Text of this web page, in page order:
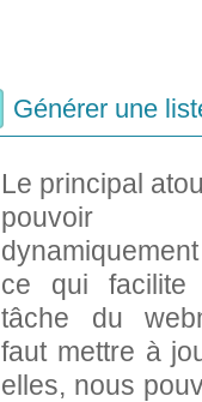
Générer une
Le principal
pouvoir
ce qui facilite
tâche du
faut mettre à
elles, nous